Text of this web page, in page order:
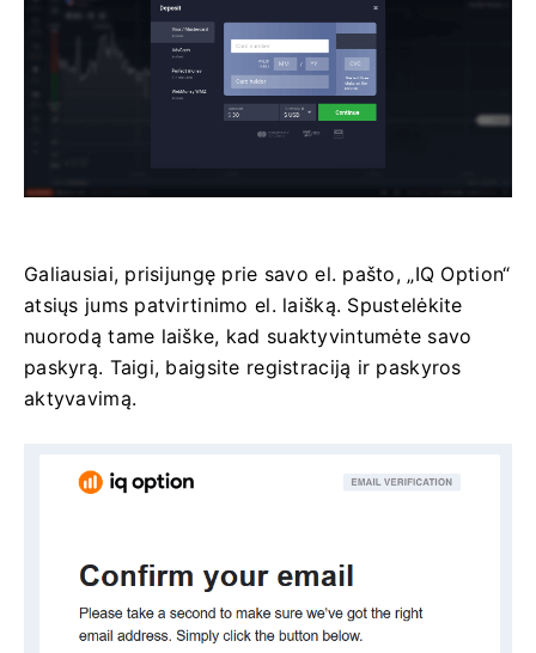
Galiausiai, prisijungę prie savo el. pašto, „IQ Option“
atsiųs jums patvirtinimo el. laišką. Spustelėkite
nuorodą tame laiške, kad suaktyvintumėte savo
paskyrą. Taigi, baigsite registraciją ir paskyros
aktyvavimą.